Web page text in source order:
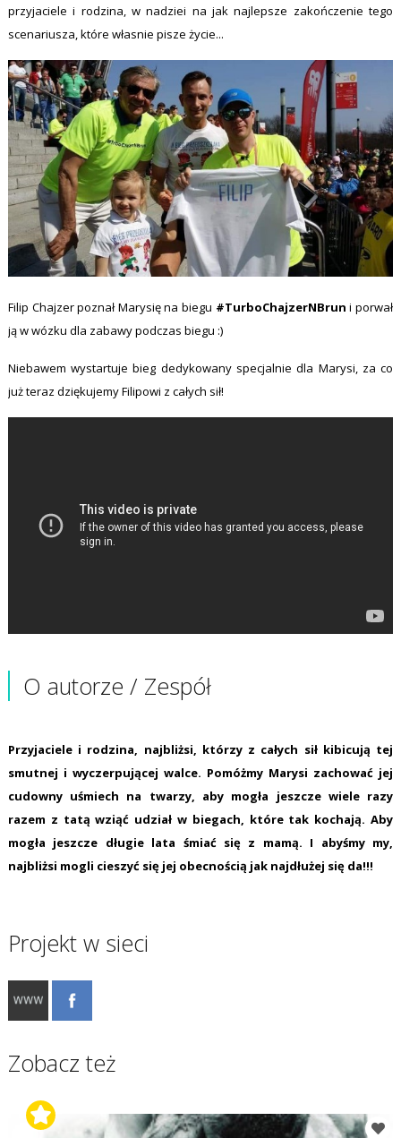
przyjaciele i rodzina, w nadziei na jak najlepsze zakończenie tego
scenariusza, które własnie pisze życie...
Filip Chajzer poznał Marysię na biegu #TurboChajzerNBrun i porwał
ją w wózku dla zabawy podczas biegu :)
Niebawem wystartuje bieg dedykowany specjalnie dla Marysi, za co
już teraz dziękujemy Filipowi z całych sił!
O autorze / Zespół
Przyjaciele i rodzina, najbliżsi, którzy z całych sił kibicują tej
smutnej i wyczerpującej walce. Pomóżmy Marysi zachować jej
cudowny uśmiech na twarzy, aby mogła jeszcze wiele razy
razem z tatą wziąć udział w biegach, które tak kochają. Aby
mogła jeszcze długie lata śmiać się z mamą. I abyśmy my,
najbliżsi mogli cieszyć się jej obecnością jak najdłużej się da!!!
Projekt w sieci
Zobacz też